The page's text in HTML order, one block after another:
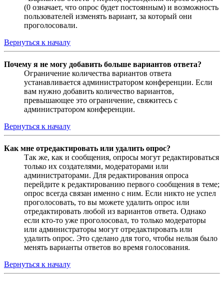
(0 означает, что опрос будет постоянным) и возможность
пользователей изменять вариант, за который они
проголосовали.
Вернуться к началу
Почему я не могу добавить больше вариантов ответа?
Ограничение количества вариантов ответа
устанавливается администратором конференции. Если
вам нужно добавить количество вариантов,
превышающее это ограничение, свяжитесь с
администратором конференции.
Вернуться к началу
Как мне отредактировать или удалить опрос?
Так же, как и сообщения, опросы могут редактироваться
только их создателями, модераторами или
администраторами. Для редактирования опроса
перейдите к редактированию первого сообщения в теме;
опрос всегда связан именно с ним. Если никто не успел
проголосовать, то вы можете удалить опрос или
отредактировать любой из вариантов ответа. Однако
если кто-то уже проголосовал, то только модераторы
или администраторы могут отредактировать или
удалить опрос. Это сделано для того, чтобы нельзя было
менять варианты ответов во время голосования.
Вернуться к началу